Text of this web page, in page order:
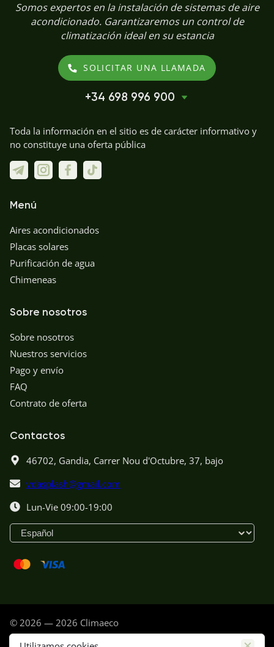
Somos expertos en la instalación de sistemas de aire
acondicionado. Garantizaremos un control de
climatización ideal en su estancia
SOLICITAR UNA LLAMADA
+34 698 996 900
Toda la información en el sitio es de carácter informativo y
no constituye una oferta pública
Menú
Aires acondicionados
Placas solares
Purificación de agua
Chimeneas
Sobre nosotros
Sobre nosotros
Nuestros servicios
Pago y envío
FAQ
Contrato de oferta
Contactos
46702, Gandia, Carrer Nou d'Octubre, 37, bajo
vdasplash@gmail.com
Lun-Vie 09:00-19:00
© 2026 — 2026 Climaeco